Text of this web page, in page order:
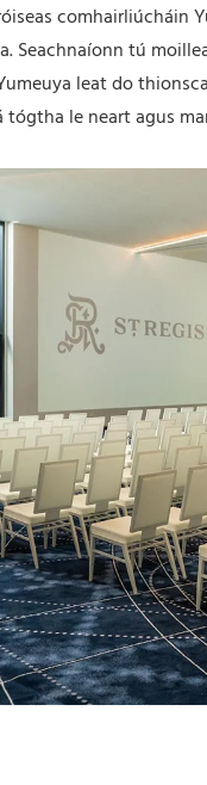
comhairliúcháin
Seachnaíonn tú
leat do
tógtha le neart agus